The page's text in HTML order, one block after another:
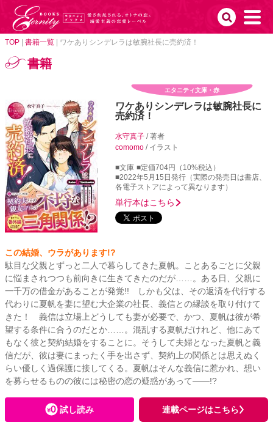
TOP 書籍一覧 ワケありシンデレラは敏腕社長に売約済！
書籍
エタニティ文庫・赤
ワケありシンデレラは敏腕社長に
売約済！
水守真子/ 著者
comomo / イラスト
■文庫 ■定価704円（10%税込）
■2022年5月15日発行（実際の発売日は書店、
各電子ストアによって異なります）
単行本はこちら
この結婚、ウラがあります!?
駄目な父親とずっと二人で暮らしてきた夏帆。ことあるごとに父親
に悩まされつつも前向きに生きてきたのだが……。ある日、父親に
一千万の借金があることが発覚!! しかも父は、その返済を代行する
代わりに夏帆を妻に望む大企業の社長、義信との縁談を取り付けて
きた！ 義信は立場上どうしても妻が必要で、かつ、夏帆は彼が希
望する条件に合うのだとか……。混乱する夏帆だけれど、他にあて
もなく彼と契約結婚をすることに。そうして夫婦となった夏帆と義
信だが、彼は妻にまったく手を出さず、契約上の関係とは思えぬく
らい優しく過保護に接してくる。夏帆はそんな義信に惹かれ、想い
を募らせるものの彼には秘密の恋の疑惑があって――!?
試し読み 連載ページはこちら